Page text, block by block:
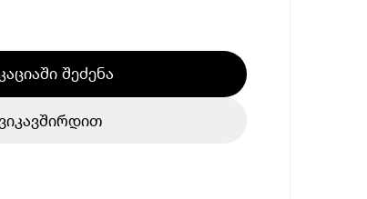
შეძენა